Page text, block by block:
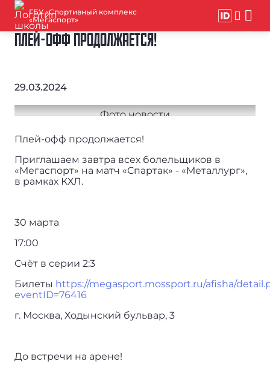
ГБУ «Спортивный комплекс
«Мегаспорт»
ПЛЕЙ-ОФФ ПРОДОЛЖАЕТСЯ!
29.03.2024
Плей-офф продолжается!
Приглашаем завтра всех болельщиков в
«Мегаспорт» на матч «Спартак» - «Металлург»,
в рамках КХЛ.
30 марта
17:00
Счёт в серии 2:3
Билеты https://megasport.mossport.ru/afisha/
eventID=76416
г. Москва, Ходынский бульвар, 3
До встречи на арене!